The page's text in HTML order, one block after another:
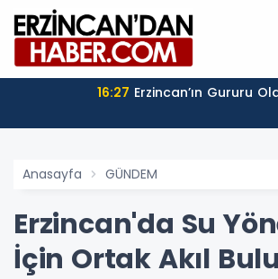
16:27 Erzincan’ın Gururu
Anasayfa GÜNDEM
Erzincan'da Su
İçin Ortak Akıl